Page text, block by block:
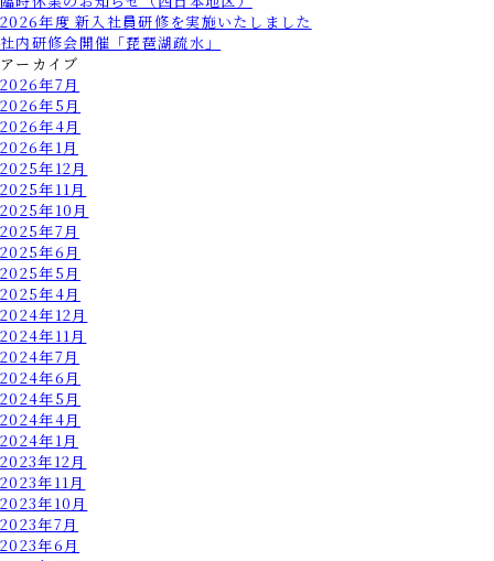
2026年度 新入社員研修を実施いたしました
社内研修会開催「琵琶湖疏水」
アーカイブ
2026年7月
2026年5月
2026年4月
2026年1月
2025年12月
2025年11月
2025年10月
2025年7月
2025年6月
2025年5月
2025年4月
2024年12月
2024年11月
2024年7月
2024年6月
2024年5月
2024年4月
2024年1月
2023年12月
2023年11月
2023年10月
2023年7月
2023年6月